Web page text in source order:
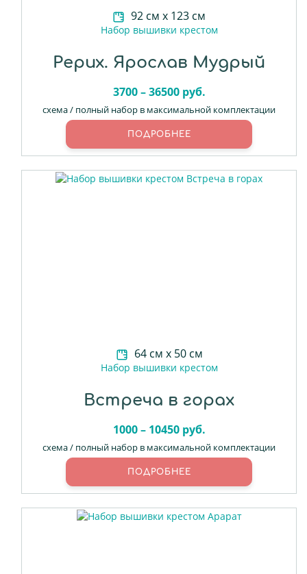
92 см х 123 см
Набор вышивки крестом
Рерих. Ярослав Мудрый
3700 – 36500 руб.
схема / полный набор в максимальной комплектации
ПОДРОБНЕЕ
64 см х 50 см
Набор вышивки крестом
Встреча в горах
1000 – 10450 руб.
схема / полный набор в максимальной комплектации
ПОДРОБНЕЕ